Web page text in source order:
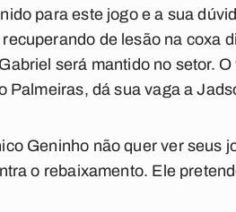
para este jogo e a sua
de lesão na coxa
será mantido no setor.
Palmeiras, dá sua vaga a
Geninho não quer ver seus
o rebaixamento. Ele